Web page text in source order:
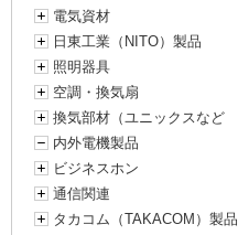
電気資材
日東工業（NITO）製品
照明器具
空調・換気扇
換気部材（ユニックスなど
内外電機製品
ビジネスホン
通信関連
タカコム（TAKACOM）製品